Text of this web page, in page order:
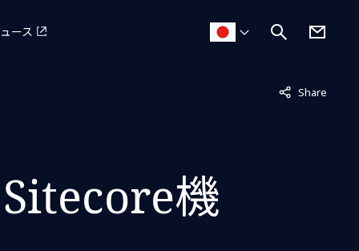
ース
Share
非表示中
機